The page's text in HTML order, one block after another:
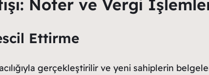
Noter ve Vergi
Ettirme
gerçekleştirilir ve yeni sahiplerin